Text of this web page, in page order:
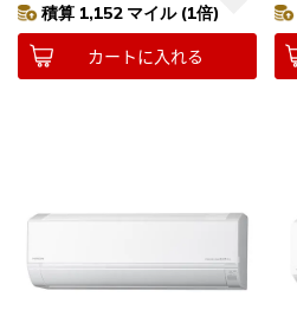
積算 1,152 マイル (1倍)
カートに入れる